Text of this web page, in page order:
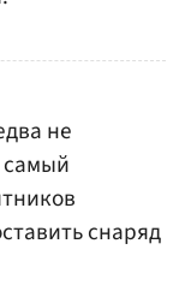
не
самый
снаряд